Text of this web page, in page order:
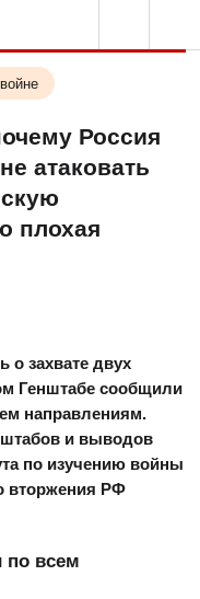
Россия
атаковать
плохая
о захвате двух
Генштабе сообщили
направлениям.
штабов и выводов
по изучению войны
вторжения РФ
по всем